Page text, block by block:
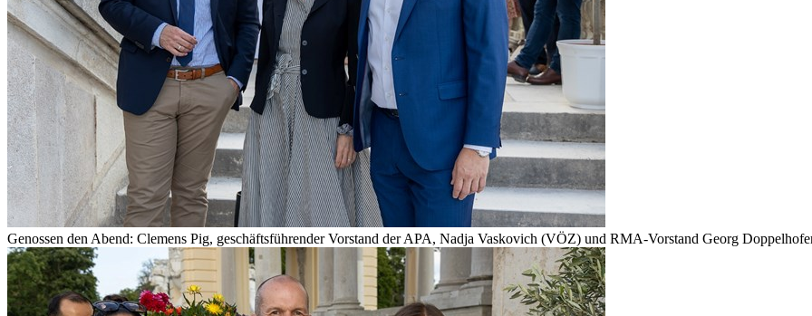
Genossen den Abend: Clemens Pig, geschäftsführender Vorstand der APA, Nadja Vaskovich (VÖZ) und RMA-Vorstand Georg